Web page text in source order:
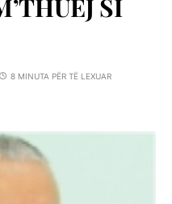
SI
8 MINUTA PËR TË LEXUAR